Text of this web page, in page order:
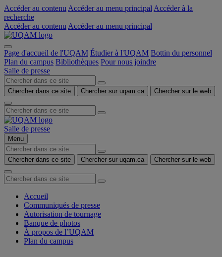
Accéder au contenu Accéder au menu principal Accéder à la
recherche
Accéder au contenu Accéder au menu principal
Page d'accueil de l'UQAM Étudier à l'UQAM Bottin du personnel
Plan du campus Bibliothèques Pour nous joindre
Salle de presse
Chercher dans ce site Chercher sur uqam.ca Chercher sur le web
Salle de presse
Menu
Chercher dans ce site Chercher sur uqam.ca Chercher sur le web
Accueil
Communiqués de presse
Autorisation de tournage
Banque de photos
À propos de l’UQAM
Plan du campus